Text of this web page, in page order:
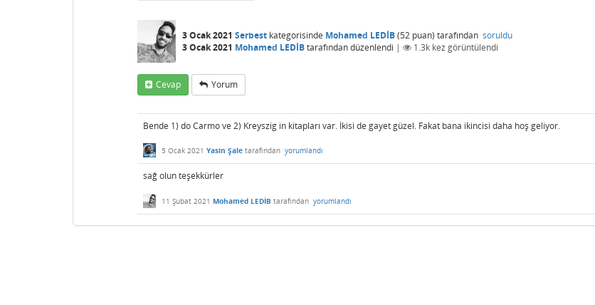
3 Ocak 2021 Serbest kategorisinde Mohamed LEDİB(52 puan) tarafından soruldu
3 Ocak 2021 Mohamed LEDİBtarafındandüzenlendi | 1.3k kez görüntülendi
Cevap Yorum
Bende 1) do Carmo ve 2) Kreyszig in kitapları var. İkisi de gayet güzel. Fakat bana ikincisi daha hoş geliyor.
5 Ocak 2021 Yasin Şale tarafından yorumlandı
sağ olun teşekkürler
11 Şubat 2021 Mohamed LEDİB tarafından yorumlandı